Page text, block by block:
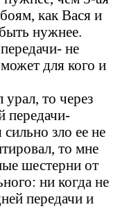
как Вася и
нужнее.
не
для кого и
урал, то через
передачи-
зло ее не
то мне
шестерни от
ни когда не
передачи и